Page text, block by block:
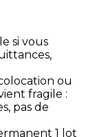
si vous
ou
fragile :
pas de
1 lot